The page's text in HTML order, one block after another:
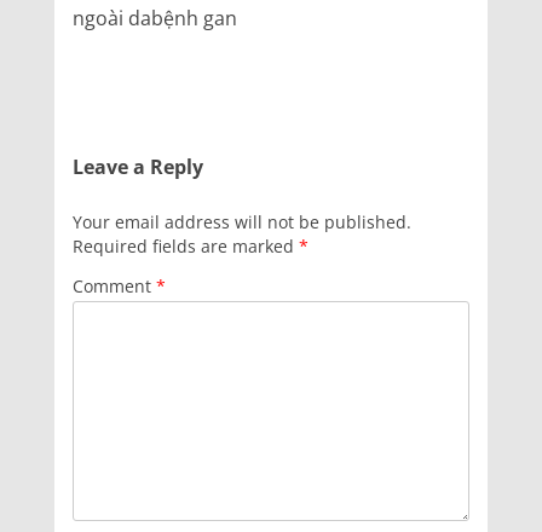
ngoài dabệnh gan
Leave a Reply
Your email address will not be published.
Required fields are marked *
Comment *